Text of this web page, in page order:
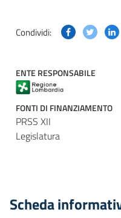
Condividi: Condividi
ENTE RESPONSABILE
FONTI DI FINANZIAMENTO
PRSS XII
Legislatura
Scheda